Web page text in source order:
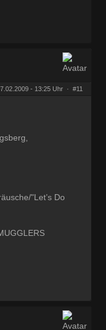
- 13:25 Uhr · #11
"Let’s Do